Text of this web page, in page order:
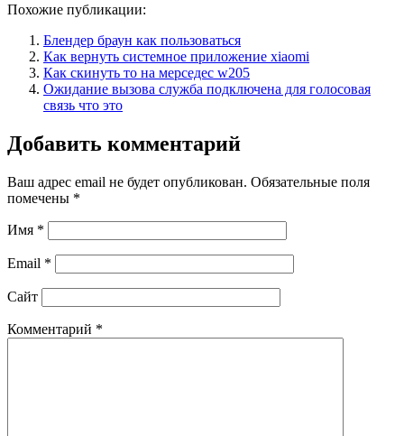
Похожие публикации:
Блендер браун как пользоваться
Как вернуть системное приложение xiaomi
Как скинуть то на мерседес w205
Ожидание вызова служба подключена для голосовая
связь что это
Добавить комментарий
Ваш адрес email не будет опубликован. Обязательные поля
помечены *
Имя *
Email *
Сайт
Комментарий *